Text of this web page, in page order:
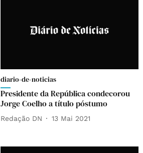
diario-de-noticias
Presidente da República condecorou
Jorge Coelho a título póstumo
Redação DN 13 Mai 2021